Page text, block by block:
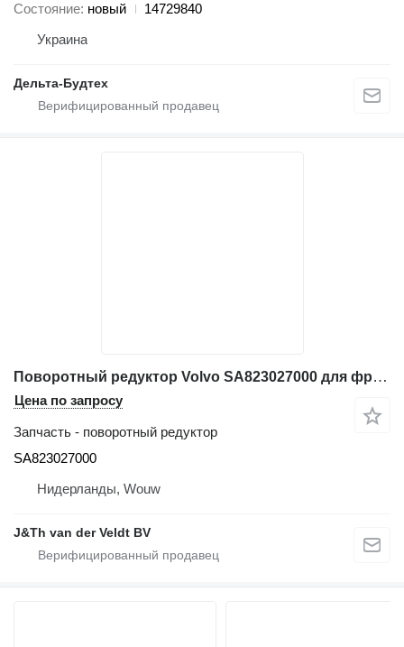
Состояние новый
14729840
Украина
Дельта-Будтех
Поворотный редуктор Volvo SA823027000 для фронтального погрузчика Volvo EC350 EC360
Цена по запросу
Запчасть - поворотный редуктор
SA823027000
Нидерланды, Wouw
J&Th van der Veldt BV